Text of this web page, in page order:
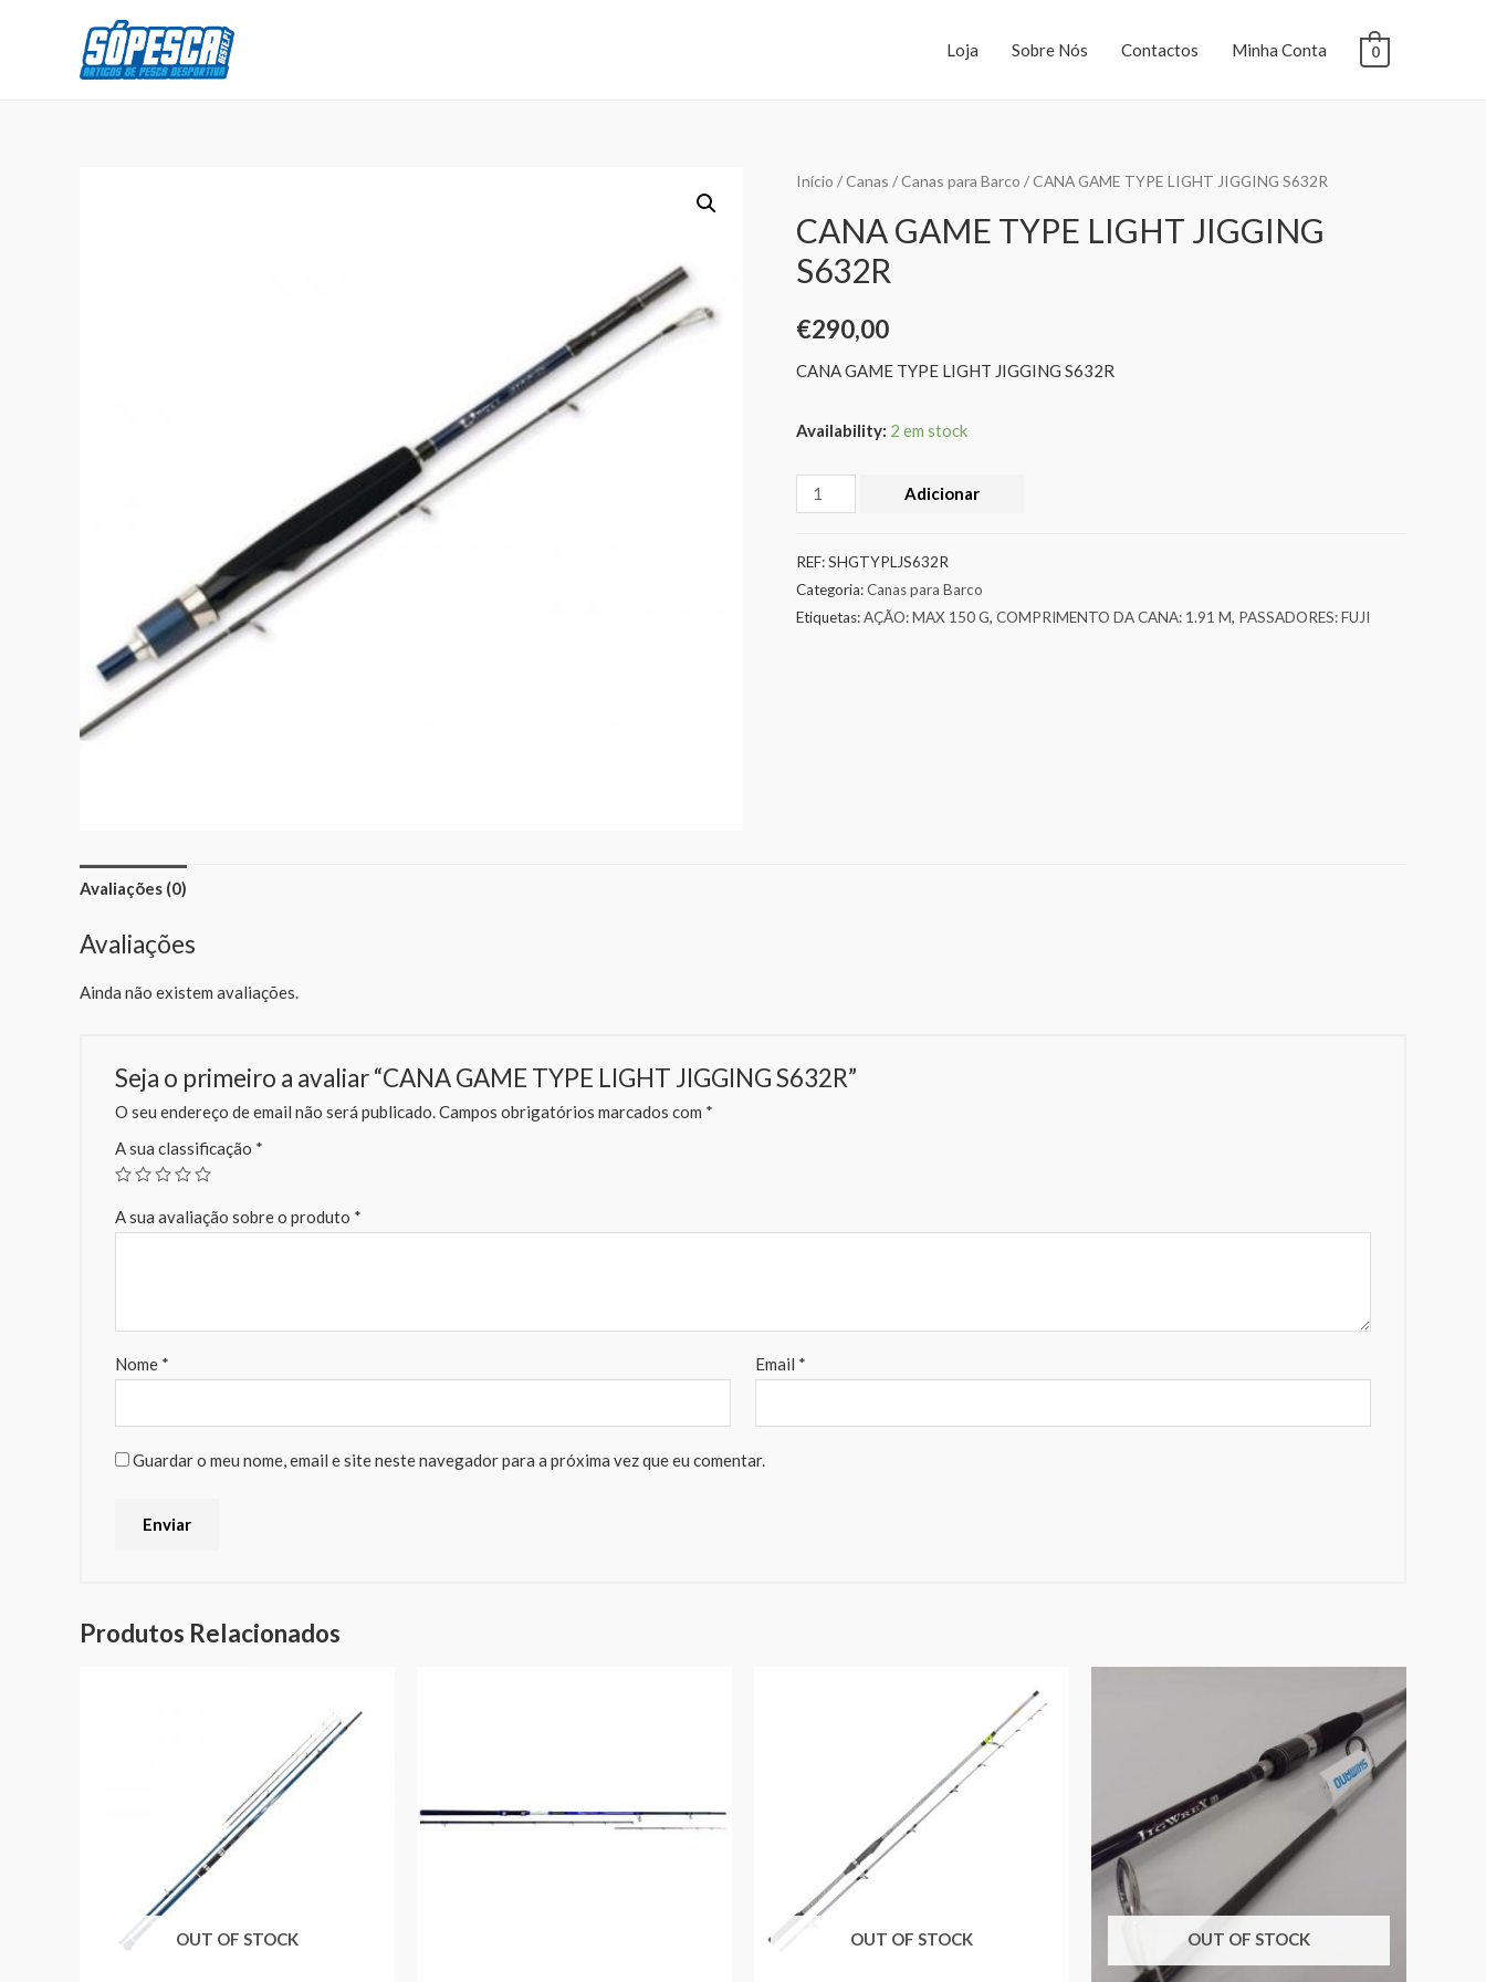
Loja Sobre Nós Contactos Minha Conta 0
Início /Canas /Canas para Barco / CANA GAME TYPE LIGHT JIGGING S632R
CANA GAME TYPE LIGHT JIGGING
S632R
€290,00
CANA GAME TYPE LIGHT JIGGING S632R
Availability: 2 em stock
Adicionar
REF:SHGTYPLJS632R
Categoria:Canas para Barco
Etiquetas:AÇÃO: MAX 150 G, COMPRIMENTO DA CANA: 1.91 M, PASSADORES: FUJI
Avaliações (0)
Avaliações
Ainda não existem avaliações.
Seja o primeiro a avaliar “CANA GAME TYPE LIGHT JIGGING S632R”
O seu endereço de email não será publicado.Campos obrigatórios marcados com *
A sua classificação *
A sua avaliação sobre o produto *
Nome * Email *
Guardar o meu nome, email e site neste navegador para a próxima vez que eu comentar.
Produtos Relacionados
OUT OF STOCK OUT OF STOCK OUT OF STOCK